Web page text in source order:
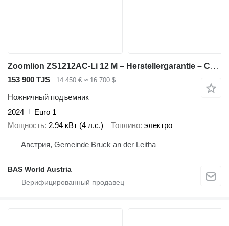
Zoomlion ZS1212AC-Li 12 M – Herstellergarantie – CE-zertifiziert
153 900 TJS 14 450 € ≈ 16 700 $
Ножничный подъемник
2024
Euro 1
Мощность 2.94 кВт (4 л.с.) Топливо электро
Австрия, Gemeinde Bruck an der Leitha
BAS World Austria